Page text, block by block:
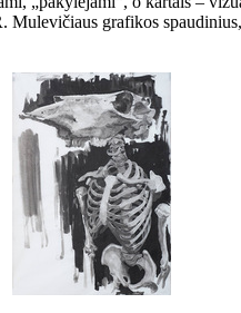
grafikos